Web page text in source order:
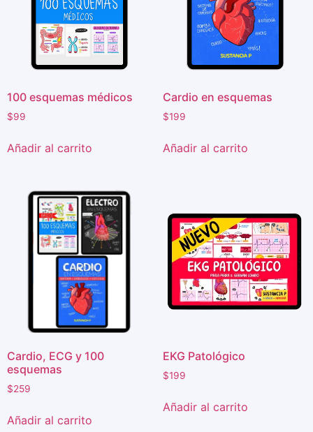
100 esquemas médicos
$99
Añadir al carrito
Cardio en esquemas
$199
Añadir al carrito
Cardio, ECG y 100
esquemas
$259
Añadir al carrito
EKG Patológico
$199
Añadir al carrito